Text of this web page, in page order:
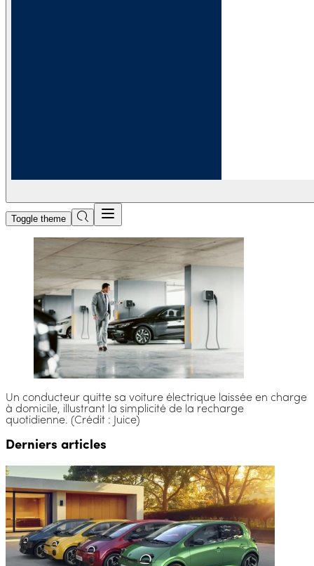
Toggle theme
Un conducteur quitte sa voiture électrique laissée en charge
à domicile, illustrant la simplicité de la recharge
quotidienne. (Crédit : Juice)
Derniers articles